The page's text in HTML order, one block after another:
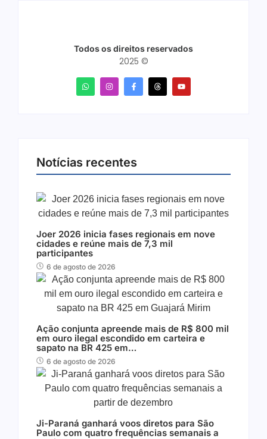
Todos os direitos reservados
2025 ©
Notícias recentes
Joer 2026 inicia fases regionais em nove
cidades e reúne mais de 7,3 mil
participantes
6 de agosto de 2026
Ação conjunta apreende mais de R$ 800 mil
em ouro ilegal escondido em carteira e
sapato na BR 425 em…
6 de agosto de 2026
Ji-Paraná ganhará voos diretos para São
Paulo com quatro frequências semanais a